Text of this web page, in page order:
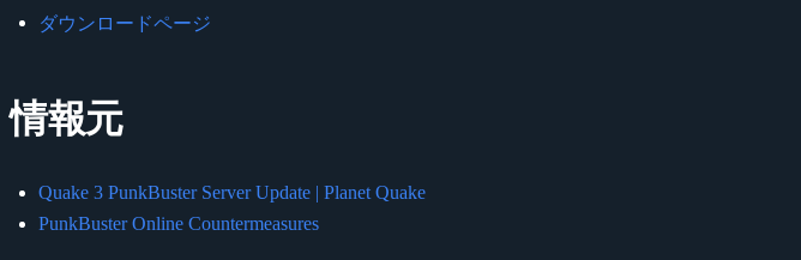
ダウンロードページ
情報元
Quake 3 PunkBuster Server Update | Planet Quake
PunkBuster Online Countermeasures